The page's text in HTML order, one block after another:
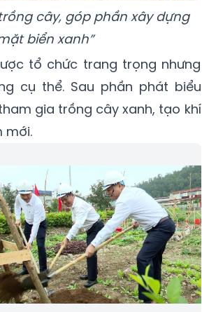
cây, góp phần xây dựng
biển xanh”
tổ chức trang trọng nhưng
cụ thể. Sau phần phát biểu
gia trồng cây xanh, tạo khí
mới.